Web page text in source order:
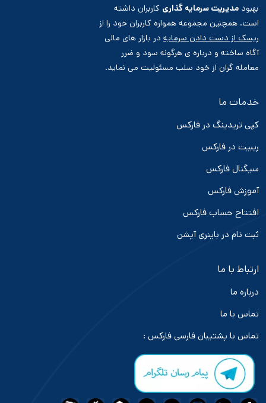
بهبود مدیریت سرمایه گذاری کاربران داشته
است. همچنین مجموعه همواره کاربران خود را از
ریسک از دست دادن سرمایه در بازار های مالی
آگاه ساخته و درباره ی هرگونه سود و ضرر
معامله گران از خود سلب مسئولیت می نماید.
خدمات ما
کپی تریدینگ در فارکس
ریبیت در فارکس
سیگنال فارکس
آموزش فارکس
افتتاح حساب فارکس
ثبت نام در باینری آپشن
ارتباط با ما
درباره ما
تماس با ما
تماس با پشتیبان فارسی فارکس :